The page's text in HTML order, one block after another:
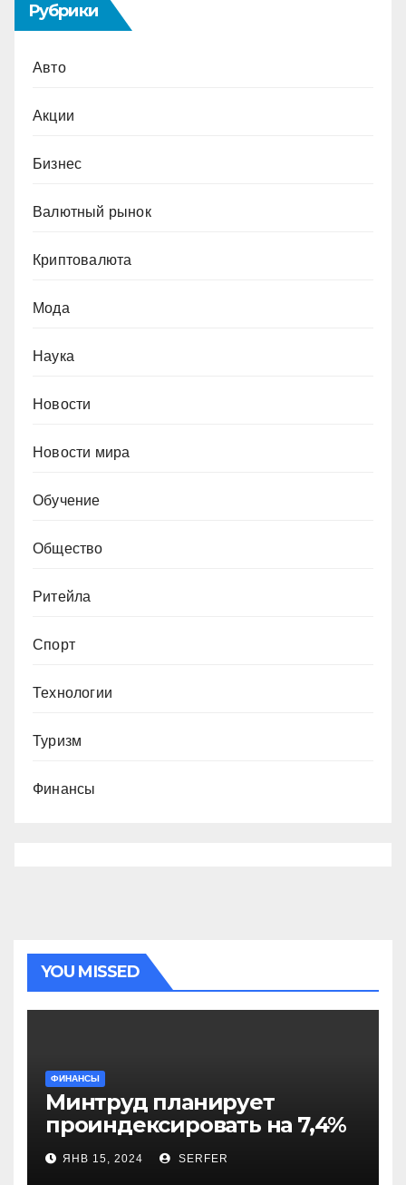
Рубрики
Авто
Акции
Бизнес
Валютный рынок
Криптовалюта
Мода
Наука
Новости
Новости мира
Обучение
Общество
Ритейла
Спорт
Технологии
Туризм
Финансы
YOU MISSED
ФИНАНСЫ
Минтруд планирует
проиндексировать на 7,4%
более 40 выплат и
компенсаций
ЯНВ 15, 2024 SERFER